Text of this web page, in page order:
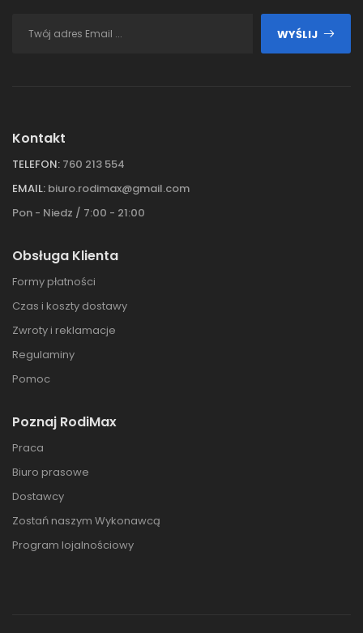
WYŚLIJ
Kontakt
TELEFON: 760 213 554
EMAIL: biuro.rodimax@gmail.com
Pon - Niedz / 7:00 - 21:00
Obsługa Klienta
Formy płatności
Czas i koszty dostawy
Zwroty i reklamacje
Regulaminy
Pomoc
Poznaj RodiMax
Praca
Biuro prasowe
Dostawcy
Zostań naszym Wykonawcą
Program lojalnościowy